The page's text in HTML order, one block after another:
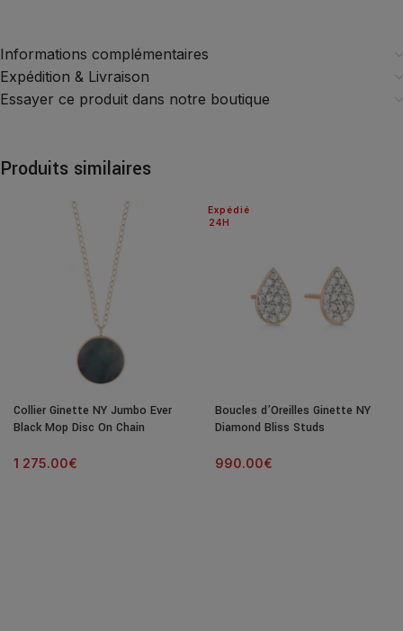
Informations complémentaires
Expédition & Livraison
Essayer ce produit dans notre boutique
Produits similaires
Collier Ginette NY Jumbo Ever
Black Mop Disc On Chain
1 275.00€
24H
Expédié
Boucles d’Oreilles Ginette NY
Diamond Bliss Studs
990.00€